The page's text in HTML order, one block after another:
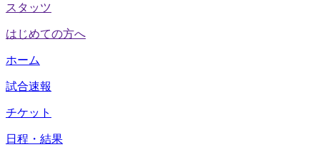
スタッツ
はじめての方へ
ホーム
試合速報
チケット
日程・結果